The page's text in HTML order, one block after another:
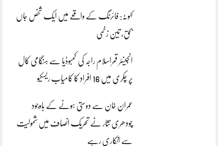
کہوٹہ: فائرنگ کے واقعے میں ایک شخص جاں
بحق، تین زخمی
انجینئر قمراسلام راجہ کی کمبوڈیا سے ہنگامی کال
پر چکری میں 16 افراد کا کامیاب ریسکیو
عمران خان سے دوستی ہونے کے باوجود
چودھری نثار نے تحریک انصاف میں شمولیت
سے انکاری رہے